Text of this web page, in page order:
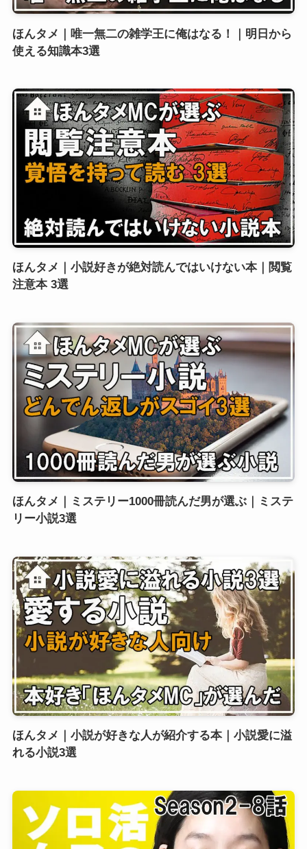
ほんタメ｜唯一無二の雑学王に俺はなる！｜明日から
使える知識本3選
ほんタメ｜小説好きが絶対読んではいけない本｜閲覧
注意本 3選
ほんタメ｜ミステリー1000冊読んだ男が選ぶ｜ミステ
リー小説3選
ほんタメ｜小説が好きな人が紹介する本｜小説愛に溢
れる小説3選